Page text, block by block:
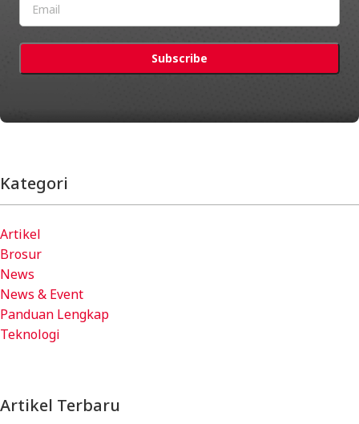
Kategori
Artikel
Brosur
News
News & Event
Panduan Lengkap
Teknologi
Artikel Terbaru